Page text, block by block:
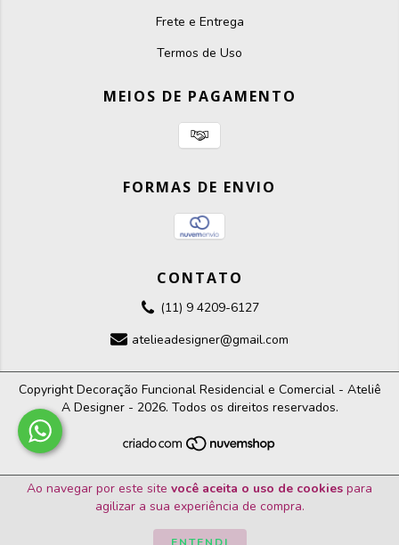
Ao navegar por este site você aceita o uso de cookies para
agilizar a sua experiência de compra.
Frete e Entrega
Termos de Uso
MEIOS DE PAGAMENTO
FORMAS DE ENVIO
CONTATO
(11) 9 4209-6127
atelieadesigner@gmail.com
Copyright Decoração Funcional Residencial e Comercial - Ateliê
A Designer - 2026. Todos os direitos reservados.